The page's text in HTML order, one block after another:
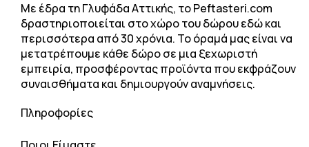
Με έδρα τη Γλυφάδα Αττικής, το Peftasteri.com
δραστηριοποιείται στο χώρο του δώρου εδώ και
περισσότερα από 30 χρόνια. Το όραμά μας είναι να
μετατρέπουμε κάθε δώρο σε μια ξεχωριστή
εμπειρία, προσφέροντας προϊόντα που εκφράζουν
συναισθήματα και δημιουργούν αναμνήσεις.
Πληροφορίες